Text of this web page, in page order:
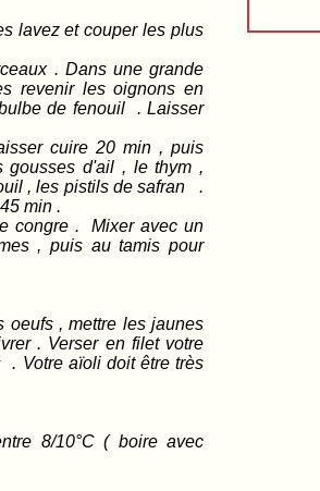
lavez et couper les plus
. Dans une grande
revenir les oignons en
de fenouil . Laisser
cuire 20 min , puis
d'ail , le thym ,
, les pistils de safran .
min .
congre . Mixer avec un
, puis au tamis pour
, mettre les jaunes
. Verser en filet votre
. Votre aïoli doit être très
8/10°C ( boire avec